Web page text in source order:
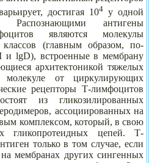
достигая 104 у одной
Распознающими антигены
являются молекулы
(главным образом, по-
lgD), встроенные в мембрану
архитектоникой тяжелых
от циркулирующих
рецепторы Т-лимфоцитов
из гликозилированных
ассоциированных на
комплексом, который, в свою
гликопротеидных цепей. Т-
только в том случае, если
на мембранах других сингенных